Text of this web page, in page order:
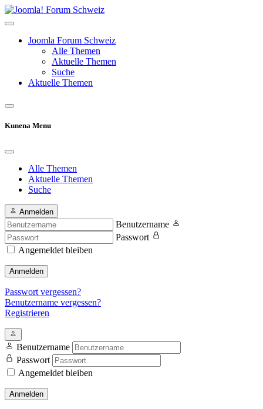
Joomla Forum Schweiz
Alle Themen
Aktuelle Themen
Suche
Aktuelle Themen
Kunena Menu
Alle Themen
Aktuelle Themen
Suche
Anmelden
Benutzername
Passwort
Angemeldet bleiben
Anmelden
Passwort vergessen?
Benutzername vergessen?
Registrieren
Benutzername
Passwort
Angemeldet bleiben
Anmelden